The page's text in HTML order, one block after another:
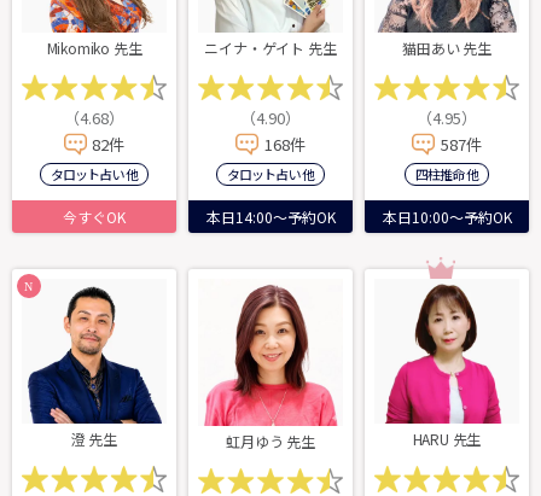
Mikomiko 先生
（4.68）
82件
タロット占い 他
今すぐOK
ニイナ・ゲイト 先生
（4.90）
168件
タロット占い 他
本日14:00～予約OK
猫田あい 先生
（4.95）
587件
四柱推命 他
本日10:00～予約OK
澄 先生 虹月ゆう 先生 HARU 先生